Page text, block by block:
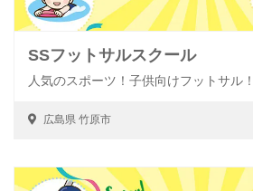
SSフットサルスクール
人気のスポーツ！子供向けフットサル！
広島県 竹原市